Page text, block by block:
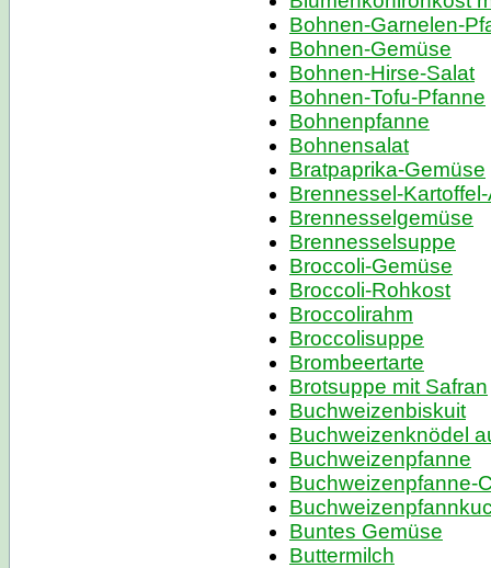
Bohnen-Garnelen-
Bohnen-Gemüse
Bohnen-Hirse-Salat
Bohnen-Tofu-Pfanne
Bohnenpfanne
Bohnensalat
Bratpaprika-Gemüse
Brennessel-
Brennesselgemüse
Brennesselsuppe
Broccoli-Gemüse
Broccoli-Rohkost
Broccolirahm
Broccolisuppe
Brombeertarte
Brotsuppe mit Safran
Buchweizenbiskuit
Buchweizenknödel
Buchweizenpfanne
Buchweizenpfanne-
Buntes Gemüse
Buttermilch